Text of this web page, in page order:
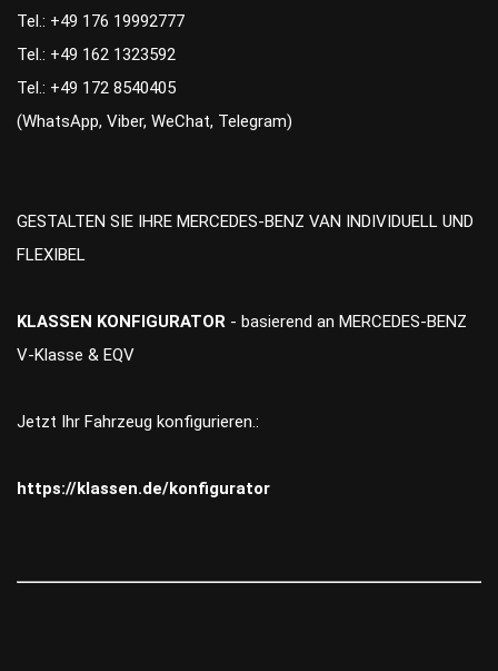
Tel.: +49 176 19992777
Tel.: +49 162 1323592
Tel.: +49 172 8540405
(WhatsApp, Viber, WeChat, Telegram)
GESTALTEN SIE IHRE MERCEDES-BENZ VAN INDIVIDUELL UND
FLEXIBEL
KLASSEN KONFIGURATOR - basierend an MERCEDES-BENZ
V-Klasse & EQV
Jetzt Ihr Fahrzeug konfigurieren.:
https://klassen.de/konfigurator